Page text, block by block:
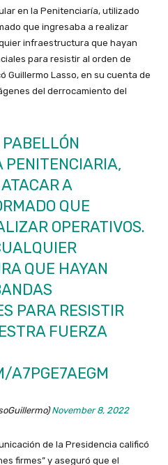
en la Penitenciaría, utilizado
que ingresaba a realizar
infraestructura que hayan
para resistir al orden de
Guillermo Lasso, en su cuenta de
del derrocamiento del
PABELLÓN
PENITENCIARIA,
A
QUE
OPERATIVOS.
QUE HAYAN
PARA RESISTIR
FUERZA
A7PGE7AEGM
November 8, 2022
de la Presidencia calificó
firmes” y aseguró que el